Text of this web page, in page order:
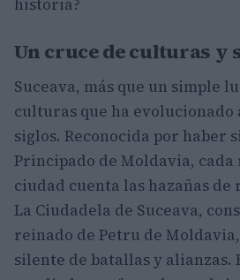
Un cruce de culturas y
Suceava, más que un simple
culturas que ha evolucionado
siglos. Reconocida por haber
Principado de Moldavia, cada
ciudad cuenta las hazañas de
La Ciudadela de Suceava,
reinado de Petru de
silente de batallas y alianzas.